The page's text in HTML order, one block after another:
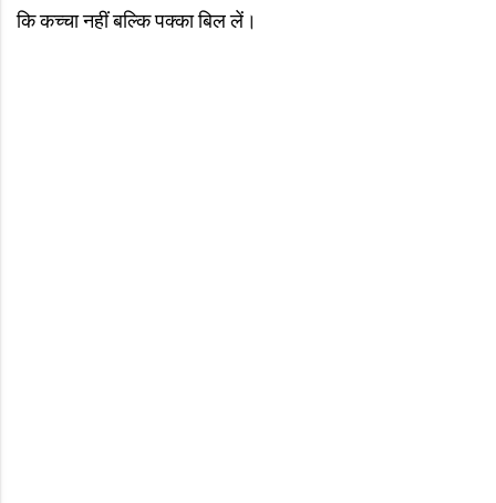
कि कच्चा नहीं बल्कि पक्का बिल लें।